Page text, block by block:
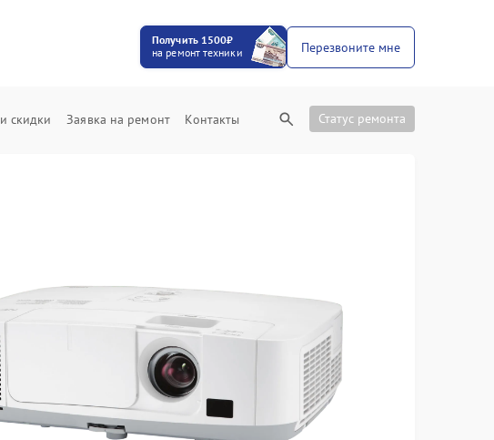
Получить 1500₽
на ремонт техники
Перезвоните мне
скидки Заявка на ремонт Контакты Статус ремонта